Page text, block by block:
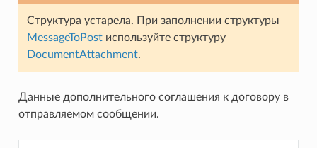
Структура устарела. При заполнении структуры
MessageToPostиспользуйте структуру
DocumentAttachment.
Данные дополнительного соглашения к договору в
отправляемом сообщении.